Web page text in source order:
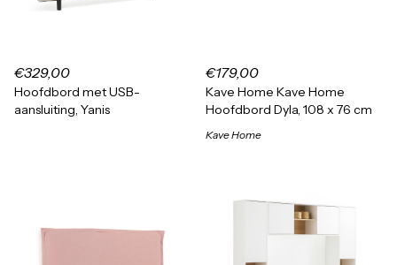
€329,00
Hoofdbord met USB-
aansluiting, Yanis
€179,00
Kave Home Kave Home
Hoofdbord Dyla, 108 x 76 cm
Kave Home